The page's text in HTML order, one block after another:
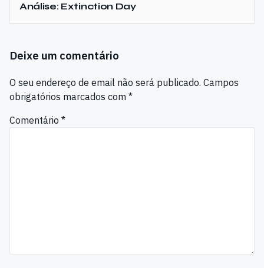
Análise: Extinction Day
Deixe um comentário
O seu endereço de email não será publicado. Campos
obrigatórios marcados com *
Comentário *